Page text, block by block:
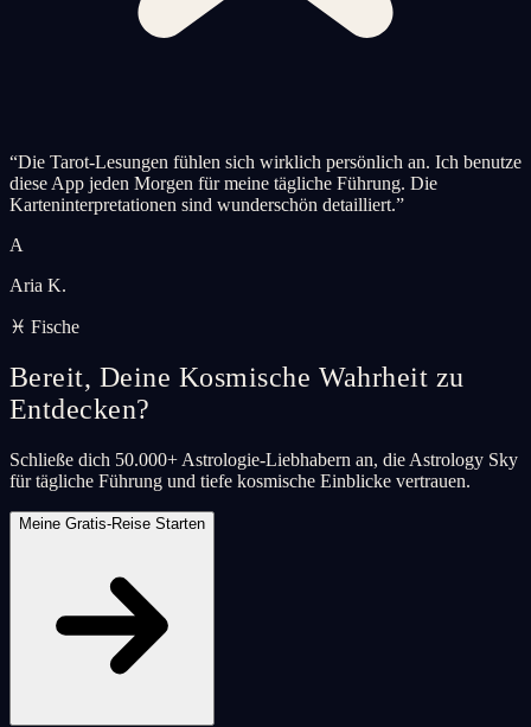
“Die Tarot-Lesungen fühlen sich wirklich persönlich an. Ich benutze
diese App jeden Morgen für meine tägliche Führung. Die
Karteninterpretationen sind wunderschön detailliert.”
A
Aria K.
♓ Fische
Bereit, Deine Kosmische Wahrheit zu
Entdecken?
Schließe dich 50.000+ Astrologie-Liebhabern an, die Astrology Sky
für tägliche Führung und tiefe kosmische Einblicke vertrauen.
Meine Gratis-Reise Starten